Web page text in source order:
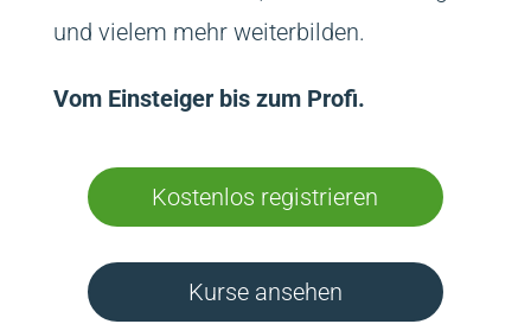
und vielem mehr weiterbilden.
Vom Einsteiger bis zum Profi.
Kostenlos registrieren
Kurse ansehen